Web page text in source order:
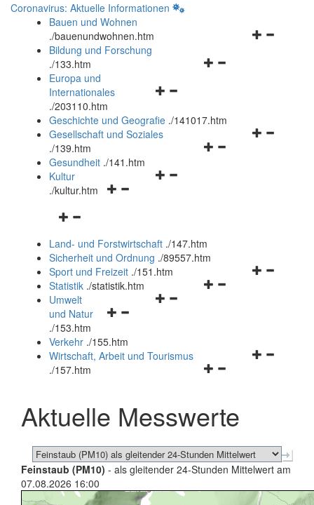
Coronavirus: Aktuelle Informationen
Bauen und Wohnen
./bauenundwohnen.htm
Navigationsmenü
Bildung und Forschung
./133.htm
Navigationsmenü
und
schließen
Europa und
Internationales
./203110.htm
Geschichte und Geografie ./141017.htm
Navigationsmenü
Gesellschaft und Soziales
./139.htm
Navigationsmenü
Gesundheit ./141.htm
Navigationsmenü
Kultur
./kultur.htm
Navigationsmenü
und
schließen
Land- und Forstwirtschaft ./147.htm
Sicherheit und Ordnung ./89557.htm
Navigationsmenü
Sport und Freizeit ./151.htm
Navigationsmenü
Statistik ./statistik.htm
Navigationsmenü
und
schließen
Umwelt
und Natur
./153.htm
Verkehr ./155.htm
Navigationsmenü
schließen
Wirtschaft, Arbeit und Tourismus
./157.htm
Aktuelle Messwerte
Feinstaub (PM10) - als gleitender 24-Stunden Mittelwert am
07.08.2026 16:00